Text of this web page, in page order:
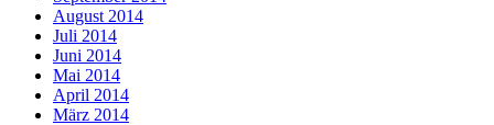
August 2014
Juli 2014
Juni 2014
Mai 2014
April 2014
März 2014